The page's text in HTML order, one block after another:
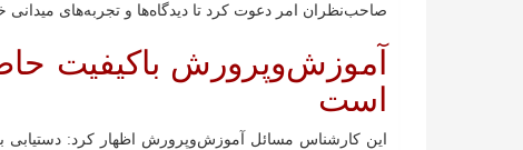
صاحب‌نظران امر دعوت کرد تا دیدگاه‌ها و تجربه‌های
آموزش‌وپرورش باکیفیت
است
این کارشناس مسائل آموزش‌وپرورش اظهار کرد: دستیابی